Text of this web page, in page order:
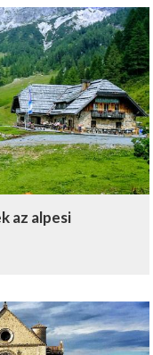
az alpesi